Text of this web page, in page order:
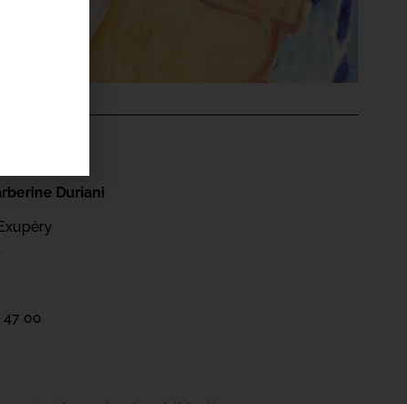
Duriani
47 00